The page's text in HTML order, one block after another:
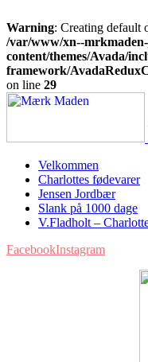
Warning: Creating default
/var/www/xn--
content/themes/Avada/
framework/
on line 29
Velkommen
Charlottes fødevarer
Jensen Jordbær
Slank på 1000 dage
V.Fladholt –
FacebookInstagram